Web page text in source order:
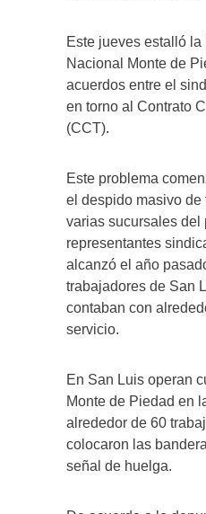
Este jueves estalló la
Nacional Monte de
acuerdos entre el
en torno al Contrato
(CCT).
Este problema
el despido masivo de
varias sucursales del
representantes
alcanzó el año
trabajadores de San
contaban con
servicio.
En San Luis operan
Monte de Piedad en
alrededor de 60
colocaron las
señal de huelga.